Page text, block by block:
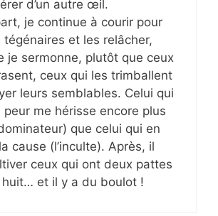
d’un autre œil.
je continue à courir pour
tégénaires et les relâcher,
je sermonne, plutôt que ceux
ceux qui les trimballent
leurs semblables. Celui qui
peur me hérisse encore plus
que celui qui en
cause (l’inculte). Après, il
ceux qui ont deux pattes
huit… et il y a du boulot !